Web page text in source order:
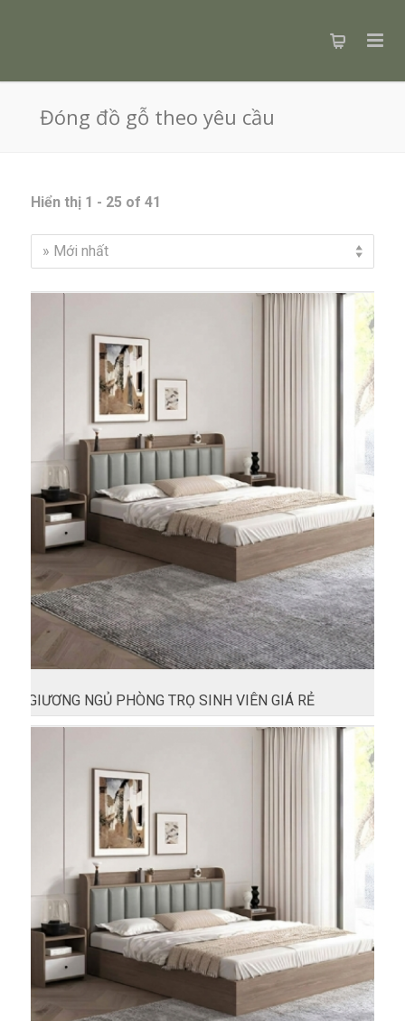
Đóng đồ gỗ theo yêu cầu
Hiển thị 1 - 25 of 41
» Mới nhất
GIƯƠNG NGỦ PHÒNG TRỌ SINH VIÊN GIÁ RẺ